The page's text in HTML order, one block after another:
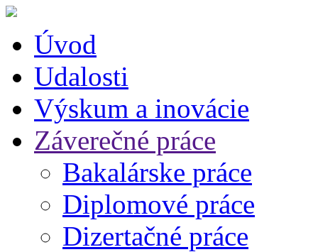
Úvod
Udalosti
Výskum a inovácie
Záverečné práce
Bakalárske práce
Diplomové práce
Dizertačné práce